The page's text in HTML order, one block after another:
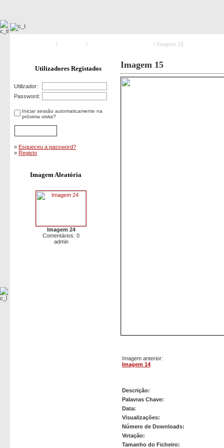
/ / / Imagem 15
Utilizadores Registados
Utilizador:
Password:
Iniciar sessão automaticamente na
próxima visita?
» Esqueceu a password?
» Registo
Imagem Aleatória
Imagem 24
Comentários: 0
admin
Imagem 15
Imagem anterior:
Imagem 14
Descrição:
Palavras Chave:
Data:
Visualizações:
Número de Downloads:
Votação:
Tamanho do Ficheiro: